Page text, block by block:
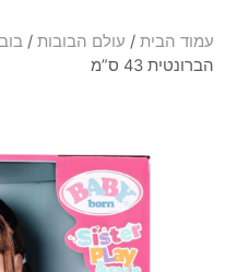
עמוד הבית / עולם הבובות /
הברונטית 43 ס”מ